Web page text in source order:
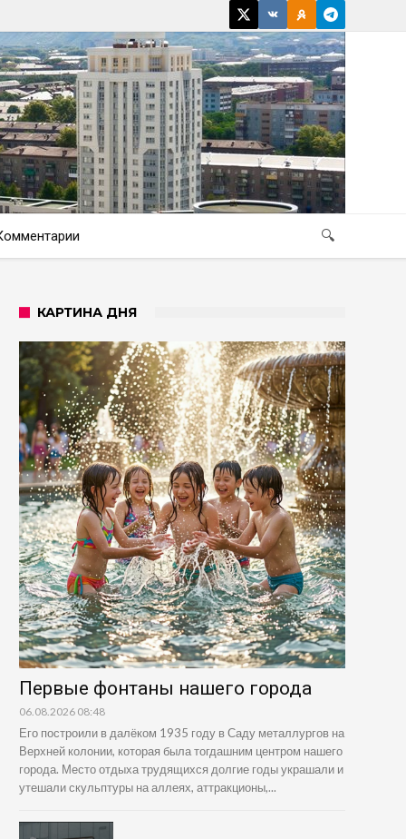
🔍
КАРТИНА ДНЯ
Первые фонтаны нашего города
06.08.2026 08:48
Его построили в далёком 1935 году в Саду металлургов на
Верхней колонии, которая была тогдашним центром нашего
города. Место отдыха трудящихся долгие годы украшали и
утешали скульптуры на аллеях, аттракционы,...